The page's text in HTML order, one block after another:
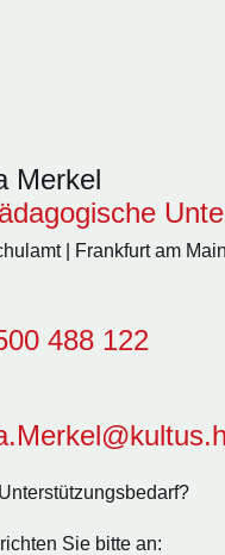
Merkel
| Frankfurt am Main
488 122
Sie bitte an: